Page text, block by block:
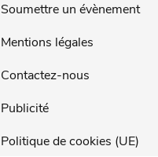
Soumettre un évènement
Mentions légales
Contactez-nous
Publicité
Politique de cookies (UE)